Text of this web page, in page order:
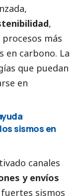
,
más
en carbono. La
que puedan
en
sismos en
canales
y envíos
sismos